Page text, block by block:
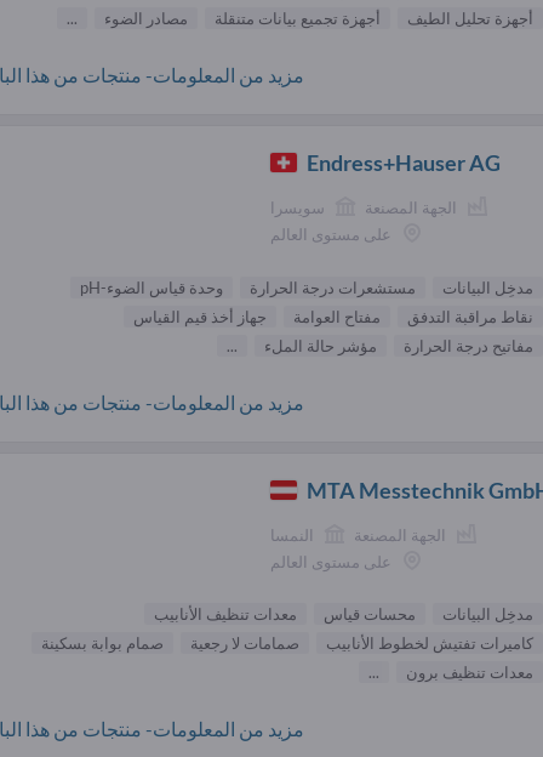
أجهزة تحليل الطيف
أجهزة تجميع بيانات متنقلة مصادر الضوء ...
مزيد من المعلومات- منتجات من هذا
Endress+Hauser AG
الجهة المصنعة
سويسرا
على مستوى العالم
مدخِل البيانات مستشعرات درجة الحرارة
وحدة قياس الضوء-pH
نقاط مراقبة التدفق
مفتاح العوامة
جهاز أخذ قيم القياس
مفاتيح درجة الحرارة
مؤشر حالة الملء ...
مزيد من المعلومات- منتجات من هذا
MTA Messtechnik
الجهة المصنعة
النمسا
على مستوى العالم
مدخِل البيانات محسات قياس
معدات تنظيف الأنابيب
كاميرات تفتيش لخطوط الأنابيب
صمامات لا رجعية
صمام بوابة بسكينة
معدات تنظيف برون
...
مزيد من المعلومات- منتجات من هذا